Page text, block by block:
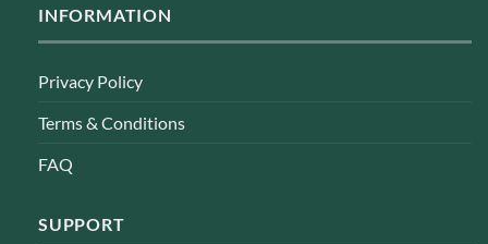
INFORMATION
Privacy Policy
Terms & Conditions
FAQ
SUPPORT